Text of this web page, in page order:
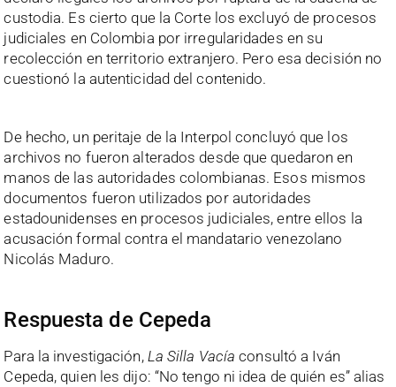
custodia. Es cierto que la Corte los excluyó de procesos
judiciales en Colombia por irregularidades en su
recolección en territorio extranjero. Pero esa decisión no
cuestionó la autenticidad del contenido.
De hecho, un peritaje de la Interpol concluyó que los
archivos no fueron alterados desde que quedaron en
manos de las autoridades colombianas. Esos mismos
documentos fueron utilizados por autoridades
estadounidenses en procesos judiciales, entre ellos la
acusación formal contra el mandatario venezolano
Nicolás Maduro.
Respuesta de Cepeda
Para la investigación, La Silla Vacía consultó a Iván
Cepeda, quien les dijo: “No tengo ni idea de quién es” alias